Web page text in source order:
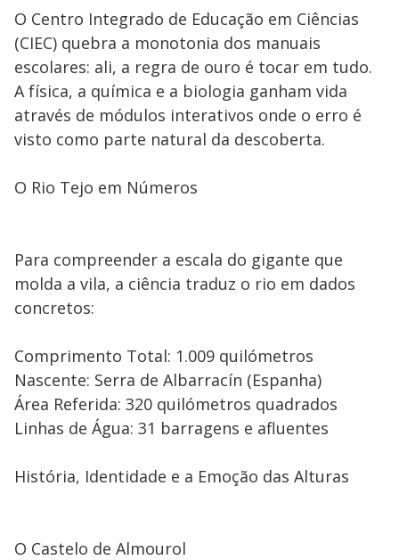
O Centro Integrado de Educação em Ciências
(CIEC) quebra a monotonia dos manuais
escolares: ali, a regra de ouro é tocar em tudo.
A física, a química e a biologia ganham vida
através de módulos interativos onde o erro é
visto como parte natural da descoberta.
O Rio Tejo em Números
Para compreender a escala do gigante que
molda a vila, a ciência traduz o rio em dados
concretos:
Comprimento Total: 1.009 quilómetros
Nascente: Serra de Albarracín (Espanha)
Área Referida: 320 quilómetros quadrados
Linhas de Água: 31 barragens e afluentes
História, Identidade e a Emoção das Alturas
O Castelo de Almourol